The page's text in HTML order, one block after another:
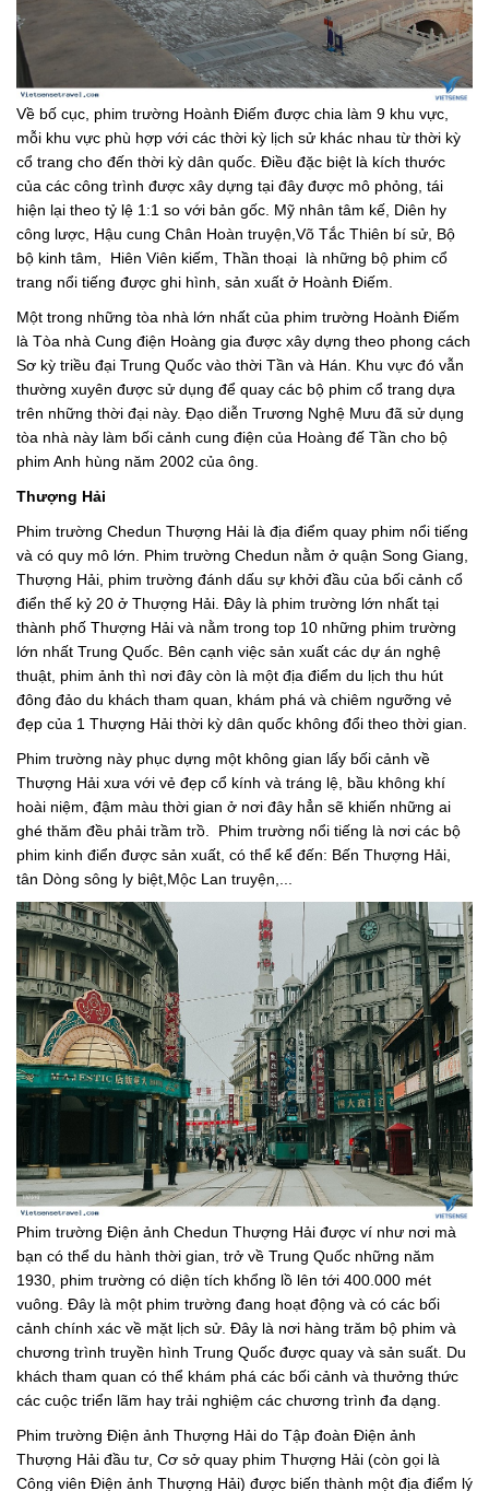
Về bố cục, phim trường Hoành Điếm được chia làm 9 khu vực,
mỗi khu vực phù hợp với các thời kỳ lịch sử khác nhau từ thời kỳ
cổ trang cho đến thời kỳ dân quốc. Điều đặc biệt là kích thước
của các công trình được xây dựng tại đây được mô phỏng, tái
hiện lại theo tỷ lệ 1:1 so với bản gốc. Mỹ nhân tâm kế, Diên hy
công lược, Hậu cung Chân Hoàn truyện,Võ Tắc Thiên bí sử, Bộ
bộ kinh tâm, Hiên Viên kiếm, Thần thoại là những bộ phim cổ
trang nổi tiếng được ghi hình, sản xuất ở Hoành Điếm.
Một trong những tòa nhà lớn nhất của phim trường Hoành Điếm
là Tòa nhà Cung điện Hoàng gia được xây dựng theo phong cách
Sơ kỳ triều đại Trung Quốc vào thời Tần và Hán. Khu vực đó vẫn
thường xuyên được sử dụng để quay các bộ phim cổ trang dựa
trên những thời đại này. Đạo diễn Trương Nghệ Mưu đã sử dụng
tòa nhà này làm bối cảnh cung điện của Hoàng đế Tần cho bộ
phim Anh hùng năm 2002 của ông.
Thượng Hải
Phim trường Chedun Thượng Hải là địa điểm quay phim nổi tiếng
và có quy mô lớn. Phim trường Chedun nằm ở quận Song Giang,
Thượng Hải, phim trường đánh dấu sự khởi đầu của bối cảnh cổ
điển thế kỷ 20 ở Thượng Hải. Đây là phim trường lớn nhất tại
thành phố Thượng Hải và nằm trong top 10 những phim trường
lớn nhất Trung Quốc. Bên cạnh việc sản xuất các dự án nghệ
thuật, phim ảnh thì nơi đây còn là một địa điểm du lịch thu hút
đông đảo du khách tham quan, khám phá và chiêm ngưỡng vẻ
đẹp của 1 Thượng Hải thời kỳ dân quốc không đổi theo thời gian.
Phim trường này phục dựng một không gian lấy bối cảnh về
Thượng Hải xưa với vẻ đẹp cổ kính và tráng lệ, bầu không khí
hoài niệm, đậm màu thời gian ở nơi đây hẳn sẽ khiến những ai
ghé thăm đều phải trầm trồ. Phim trường nổi tiếng là nơi các bộ
phim kinh điển được sản xuất, có thể kể đến: Bến Thượng Hải,
tân Dòng sông ly biệt,Mộc Lan truyện,...
Phim trường Điện ảnh Chedun Thượng Hải được ví như nơi mà
bạn có thể du hành thời gian, trở về Trung Quốc những năm
1930, phim trường có diện tích khổng lồ lên tới 400.000 mét
vuông. Đây là một phim trường đang hoạt động và có các bối
cảnh chính xác về mặt lịch sử. Đây là nơi hàng trăm bộ phim và
chương trình truyền hình Trung Quốc được quay và sản suất. Du
khách tham quan có thể khám phá các bối cảnh và thưởng thức
các cuộc triển lãm hay trải nghiệm các chương trình đa dạng.
Phim trường Điện ảnh Thượng Hải do Tập đoàn Điện ảnh
Thượng Hải đầu tư, Cơ sở quay phim Thượng Hải (còn gọi là
Công viên Điện ảnh Thượng Hải) được biến thành một địa điểm lý